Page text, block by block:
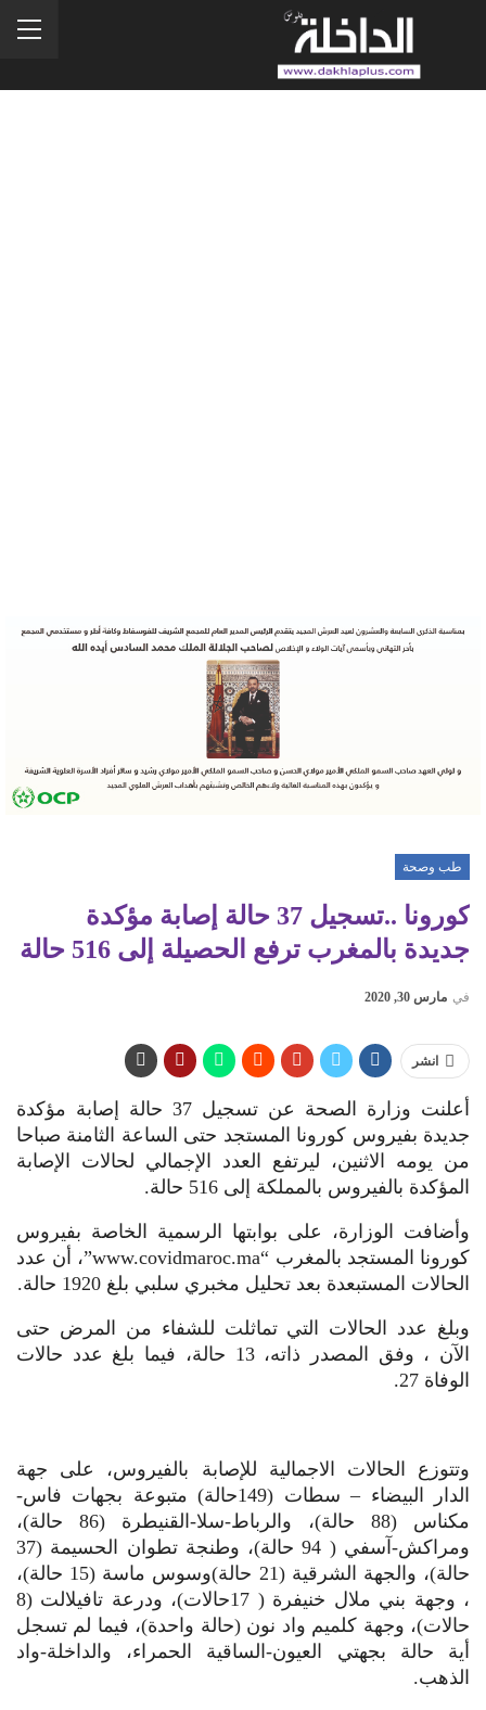
طب وصحة
كورونا ..تسجيل 37 حالة إصابة مؤكدة
جديدة بالمغرب ترفع الحصيلة إلى 516 حالة
في مارس 30, 2020
انشر
أعلنت وزارة الصحة عن تسجيل 37 حالة إصابة مؤكدة
جديدة بفيروس كورونا المستجد حتى الساعة الثامنة صباحا
من يومه الاثنين، ليرتفع العدد الإجمالي لحالات الإصابة
المؤكدة بالفيروس بالمملكة إلى 516 حالة.
وأضافت الوزارة، على بوابتها الرسمية الخاصة بفيروس
كورونا المستجد بالمغرب “www.covidmaroc.ma”، أن عدد
الحالات المستبعدة بعد تحليل مخبري سلبي بلغ 1920 حالة.
وبلغ عدد الحالات التي تماثلت للشفاء من المرض حتى
الآن ، وفق المصدر ذاته، 13 حالة، فيما بلغ عدد حالات
الوفاة 27.
وتتوزع الحالات الاجمالية للإصابة بالفيروس، على جهة
الدار البيضاء – سطات (149حالة) متبوعة بجهات فاس-
مكناس (88 حالة)، والرباط-سلا-القنيطرة (86 حالة)،
ومراكش-آسفي ( 94 حالة)، وطنجة تطوان الحسيمة (37
حالة)، والجهة الشرقية (21 حالة)وسوس ماسة (15 حالة)،
، وجهة بني ملال خنيفرة ( 17حالات)، ودرعة تافيلالت (8
حالات)، وجهة كلميم واد نون (حالة واحدة)، فيما لم تسجل
أية حالة بجهتي العيون-الساقية الحمراء، والداخلة-واد
الذهب.